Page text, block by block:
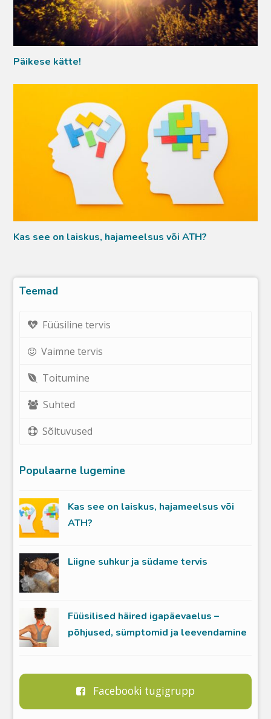
Päikese kätte!
Kas see on laiskus, hajameelsus või ATH?
Teemad
Füüsiline tervis
Vaimne tervis
Toitumine
Suhted
Sõltuvused
Populaarne lugemine
Kas see on laiskus, hajameelsus või
ATH?
Liigne suhkur ja südame tervis
Füüsilised häired igapäevaelus –
põhjused, sümptomid ja leevendamine
Facebooki tugigrupp